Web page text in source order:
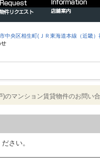
中央区相生町(ＪＲ東海道本線（近畿
せ
のマンション賃貸物件のお問い
さい。